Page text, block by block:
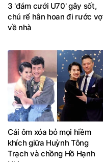
3 'đám cưới U70' gây sốt,
chú rể hân hoan đi rước vợ
về nhà
Cái ôm xóa bỏ mọi hiềm
khích giữa Huỳnh Tông
Trạch và chồng Hồ Hạnh